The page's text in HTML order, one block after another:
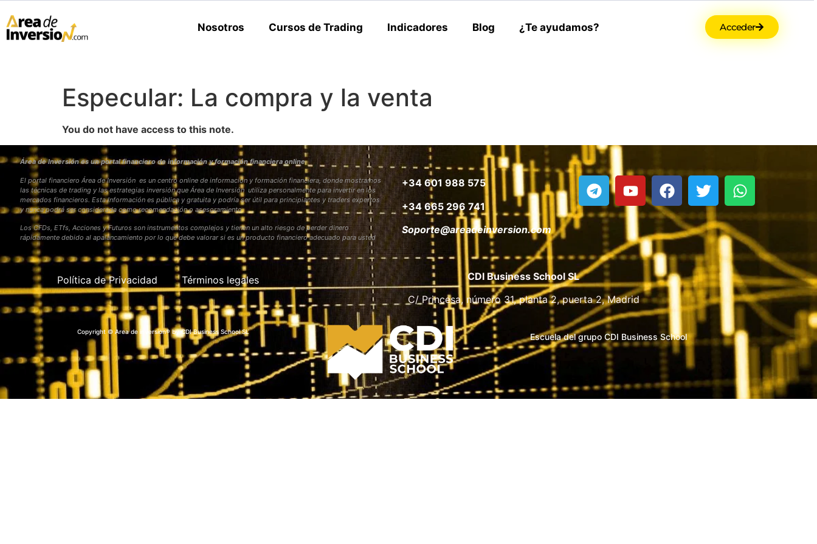
Nosotros Cursos de Trading Indicadores Blog ¿Te ayudamos? Acceder
Especular: La compra y la venta
You do not have access to this note.
Área de Inversión es un portal financiero de información y formación financiera online
El portal financiero Área de Inversión es un centro online de información y formación financiera, donde mostramos
las técnicas de trading y las estrategias inversión que Área de Inversión utiliza personalmente para invertir en los
mercados financieros. Esta Información es pública y gratuita y podría ser útil para principiantes y traders expertos
y nunca podrá ser considerada como recomendación o asesoramiento
Los CFDs, ETfs, Acciones y Futuros son instrumentos complejos y tienen un alto riesgo de perder dinero
rápidamente debido al apalancamiento por lo que debe valorar si es un producto financiero adecuado para usted
+34 601 988 575
+34 665 296 741
Soporte@areadeinversion.com
Política de Privacidad Términos legales
CDI Business School SL
C/ Princesa, número 31, planta 2, puerta 2, Madrid
Copyright © Area de inversion® by CDI Business School SL Escuela del grupo CDI Business School